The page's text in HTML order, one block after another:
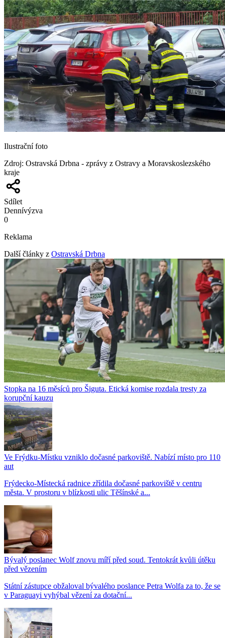
Ilustrační foto
Zdroj: Ostravská Drbna - zprávy z Ostravy a Moravskoslezského
kraje
Sdílet
Dennívýzva
0
Reklama
Další články z Ostravská Drbna
Stopka na 16 měsíců pro Šiguta. Etická komise rozdala tresty za
korupční kauzu
Ve Frýdku-Místku vzniklo dočasné parkoviště. Nabízí místo pro 110
aut
Frýdecko-Místecká radnice zřídila dočasné parkoviště v centru
města. V prostoru v blízkosti ulic Těšínské a...
Bývalý poslanec Wolf znovu míří před soud. Tentokrát kvůli útěku
před vězením
Státní zástupce obžaloval bývalého poslance Petra Wolfa za to, že se
v Paraguayi vyhýbal vězení za dotační...